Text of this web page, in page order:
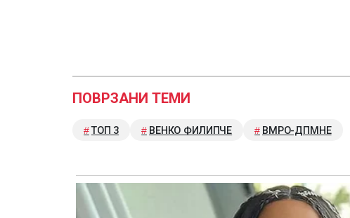
ПОВРЗАНИ ТЕМИ
ТОП 3 ВЕНКО ФИЛИПЧЕ ВМРО-ДПМНЕ